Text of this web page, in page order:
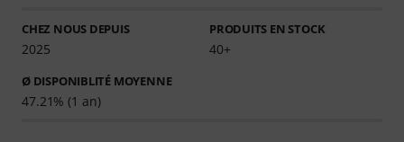
CHEZ NOUS DEPUIS
2025
PRODUITS EN STOCK
40+
Ø DISPONIBLITÉ MOYENNE
47.21% (1 an)